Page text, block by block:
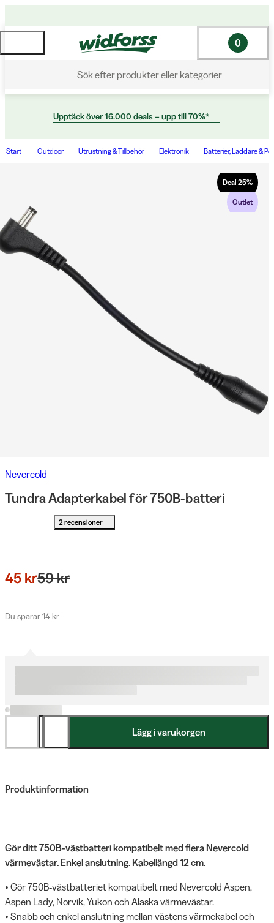
Sök efter produkter eller kategorier
0
Upptäck över 16.000 deals – upp till 70%*
Start Outdoor Utrustning & Tillbehör Elektronik Batterier, Laddare &
Deal 25%
Outlet
Nevercold
Tundra Adapterkabel för 750B-batteri
2 recensioner
45 kr59 kr
Du sparar 14 kr
Lägg i varukorgen
Produktinformation
Gör ditt 750B-västbatteri kompatibelt med flera Nevercold
värmevästar. Enkel anslutning. Kabellängd 12 cm.
• Gör 750B‑västbatteriet kompatibelt med Nevercold Aspen,
Aspen Lady, Norvik, Yukon och Alaska värmevästar.
• Snabb och enkel anslutning mellan västens värmekabel och